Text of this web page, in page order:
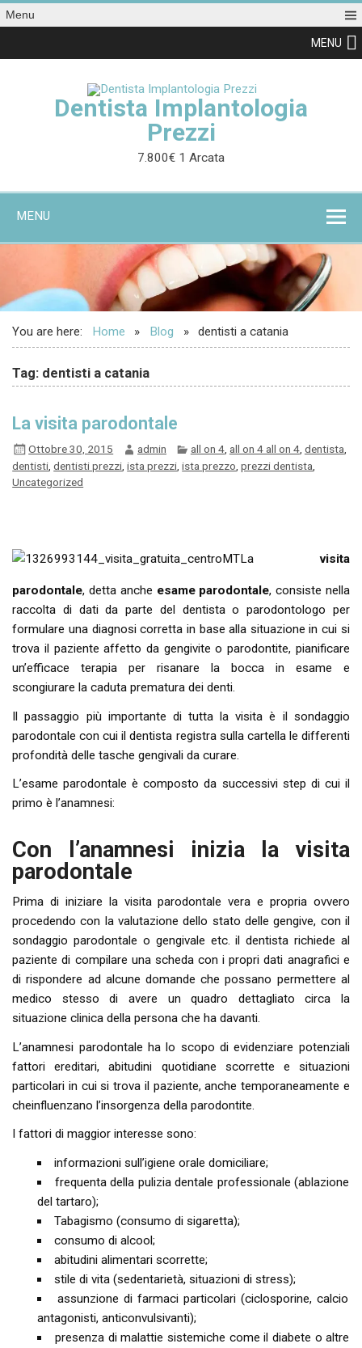
Menu
MENU
Dentista Implantologia
Prezzi
7.800€ 1 Arcata
MENU
You are here: Home Blog dentisti a catania
Tag: dentisti a catania
La visita parodontale
Ottobre 30, 2015 admin all on 4, all on 4 all on 4, dentista
dentisti ,dentisti prezzi ,ista prezzi ,ista prezzo ,prezzi dentista
Uncategorized
Lavisita
parodontale, detta anche esame parodontale, consiste nella
raccolta di dati da parte del dentista o parodontologo per
formulare una diagnosi corretta in base alla situazione in cui si
trova il paziente affetto da gengivite o parodontite, pianificare
un’efficace terapia per risanare la bocca in esame e
scongiurare la caduta prematura dei denti.
Il passaggio più importante di tutta la visita è il sondaggio
parodontale con cui il dentista registra sulla cartella le differenti
profondità delle tasche gengivali da curare.
L’esame parodontale è composto da successivi step di cui il
primo è l’anamnesi:
Con l’anamnesi inizia la visita
parodontale
Prima di iniziare la visita parodontale vera e propria ovvero
procedendo con la valutazione dello stato delle gengive, con il
sondaggio parodontale o gengivale etc. il dentista richiede al
paziente di compilare una scheda con i propri dati anagrafici e
di rispondere ad alcune domande che possano permettere al
medico stesso di avere un quadro dettagliato circa la
situazione clinica della persona che ha davanti.
L’anamnesi parodontale ha lo scopo di evidenziare potenziali
fattori ereditari, abitudini quotidiane scorrette e situazioni
particolari in cui si trova il paziente, anche temporaneamente e
cheinfluenzano l’insorgenza della parodontite.
I fattori di maggior interesse sono:
informazioni sull’igiene orale domiciliare;
frequenta della pulizia dentale professionale (ablazione
del tartaro);
Tabagismo (consumo di sigaretta);
consumo di alcool;
abitudini alimentari scorrette;
stile di vita (sedentarietà, situazioni di stress);
assunzione di farmaci particolari (ciclosporine, calcio
antagonisti, anticonvulsivanti);
presenza di malattie sistemiche come il diabete o altre